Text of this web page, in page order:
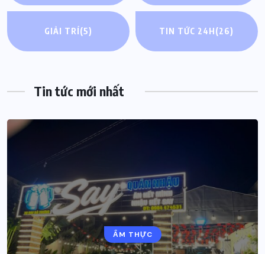
GIẢI TRÍ(5) TIN TỨC 24H(26)
Tin tức mới nhất
ẨM THỰC